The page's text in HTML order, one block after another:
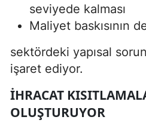
seviyede kalması
Maliyet baskısının
sektördeki yapısal
işaret ediyor.
İHRACAT
OLUŞTURUYOR